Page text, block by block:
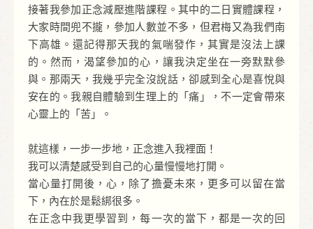
接著我參加正念減壓進階課程。其中的二日實體課程，
大家時間兜不攏，參加人數並不多，但君梅又為我們南
下高雄。還記得那天我的氣喘發作，其實是沒法上課
的。然而，渴望參加的心，讓我決定坐在一旁默默參
與。那兩天，我幾乎完全沒說話，卻感到全心是喜悅與
安在的。我親自體驗到生理上的「痛」，不一定會帶來
心靈上的「苦」。
就這樣，一步一步地，正念進入我裡面！
我可以清楚感受到自己的心量慢慢地打開。
當心量打開後，心，除了擔憂未來，更多可以留在當
下，內在於是鬆綁很多。
在正念中我更學習到，每一次的當下，都是一次的回